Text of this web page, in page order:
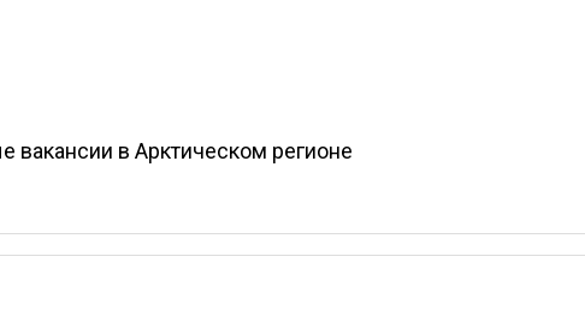
вакансии в Арктическом регионе